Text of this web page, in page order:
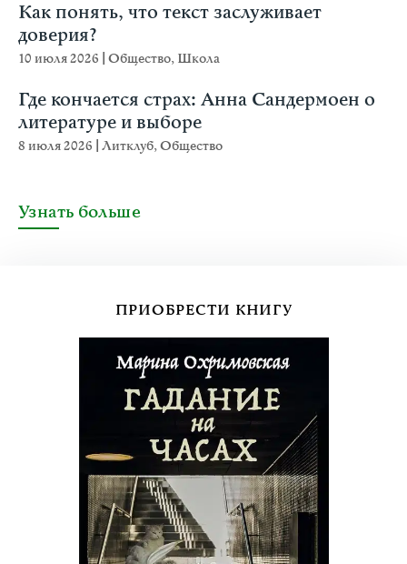
Как понять, что текст заслуживает
доверия?
10 июля 2026 Общество, Школа
Где кончается страх: Анна Сандермоен о
литературе и выборе
8 июля 2026 Литклуб,Общество
Узнать больше
ПРИОБРЕСТИ КНИГУ